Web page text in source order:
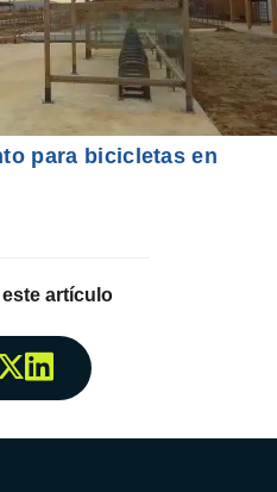
para bicicletas en
artículo
enFacebook
enTwitter
Compartir